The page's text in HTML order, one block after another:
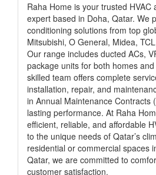
Raha Home is your trusted HVAC
expert based in Doha, Qatar. We
conditioning solutions from top
Mitsubishi, O General, Midea,
Our range includes ducted ACs,
package units for both homes
skilled team offers complete
installation, repair, and
in Annual Maintenance Contracts
lasting performance. At Raha
efficient, reliable, and affordable
to the unique needs of Qatar’s
residential or commercial spaces
Qatar, we are committed to
customer satisfaction.